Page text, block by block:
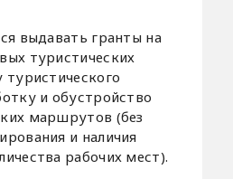
выдавать гранты на
туристических
туристического
и обустройство
маршрутов (без
и наличия
рабочих мест).